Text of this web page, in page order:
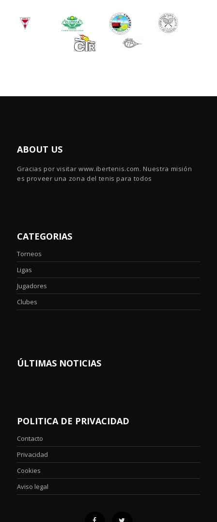
ABOUT US
Gracias por visitar www.ibertenis.com. Nuestra misión
es proveer una zona del tenis para todos
CATEGORIAS
Torneos
Ligas
Jugadores
Clubes
ÚLTIMAS NOTICIAS
POLITICA DE PRIVACIDAD
Contacto
Privacidad
Cookies
Aviso legal